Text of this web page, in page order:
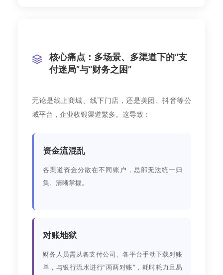
核心痛点：多场景、多渠道下的“支
付迷局”与“财务之困”
无论是线上商城、线下门店，还是美团、抖音等公
域平台，企业收银渠道繁多。这导致：
资金流混乱
各渠道资金分散在不同账户，总部无法统一归
集、清晰掌握。
对账地狱
财务人员需从各支付公司、各平台手动下载对账
单，与银行流水进行“两两对账”，耗时耗力且易